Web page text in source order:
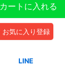
カートに入れる
お気に入り登録